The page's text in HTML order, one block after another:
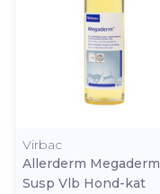
Virbac
Allerderm Megaderm
Susp Vlb Hond-kat